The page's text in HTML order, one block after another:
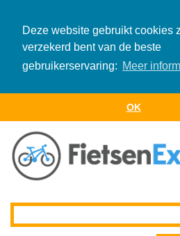
Deze website gebruikt cookies
verzekerd bent van de beste
gebruikerservaring: Meer
OK